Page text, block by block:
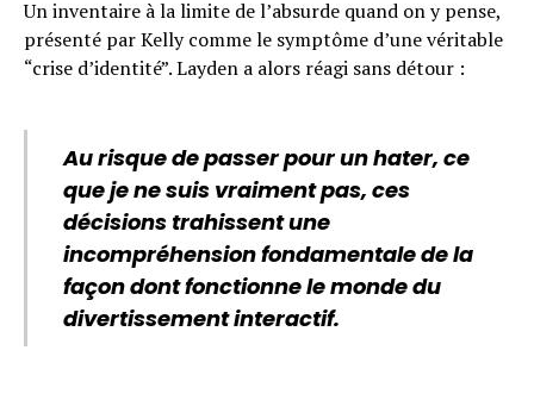
Un inventaire à la limite de l’absurde quand on y pense,
présenté par Kelly comme le symptôme d’une véritable
“crise d’identité”. Layden a alors réagi sans détour :
Au risque de passer pour un hater, ce
que je ne suis vraiment pas, ces
décisions trahissent une
incompréhension fondamentale de la
façon dont fonctionne le monde du
divertissement interactif.